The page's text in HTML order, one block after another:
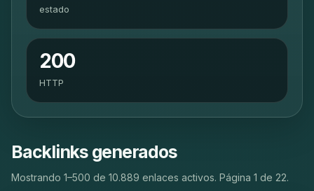
estado
200
HTTP
Backlinks generados
Mostrando 1–500 de 10.889 enlaces activos. Página 1 de 22.